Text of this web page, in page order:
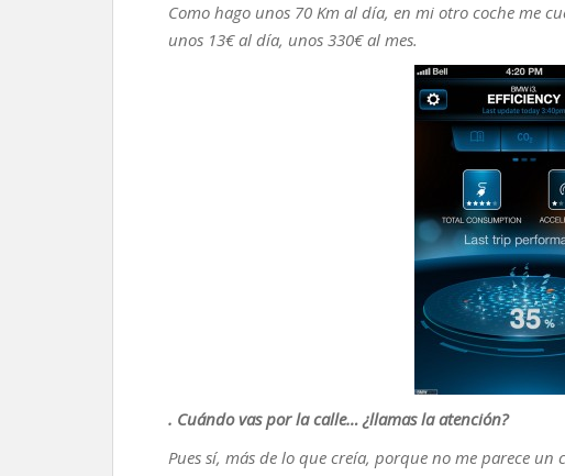
Como hago unos 70 Km al día, en mi otro coche me
unos 13€ al día, unos 330€ al mes.
. Cuándo vas por la calle… ¿llamas la atención?
Pues sí, más de lo que creía, porque no me parece